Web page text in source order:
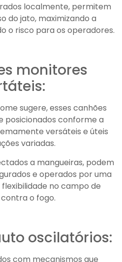
localmente, permitem
do jato, maximizando a
o risco para os operadores.
monitores
sugere, esses canhões
posicionados conforme a
versáteis e úteis
variadas.
a mangueiras, podem
e operados por uma
no campo de
o fogo.
oscilatórios:
com mecanismos que